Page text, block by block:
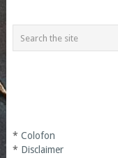
* Colofon
* Disclaimer